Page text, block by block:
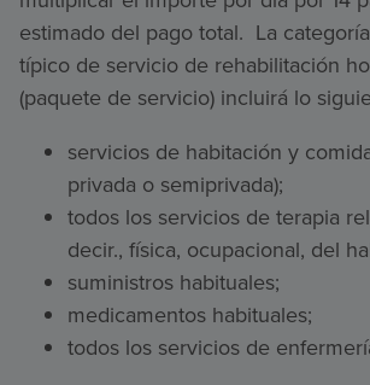
estimado del pago total. La
típico de servicio de rehabilitación
(paquete de servicio) incluirá lo
servicios de habitación y
privada o semiprivada);
todos los servicios de terapia
decir., física, ocupacional, del
suministros habituales;
medicamentos habituales;
todos los servicios de